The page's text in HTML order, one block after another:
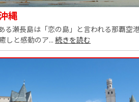
縄
る瀬長島は「恋の島」と言われる那覇空
しと感動のア... 続きを読む